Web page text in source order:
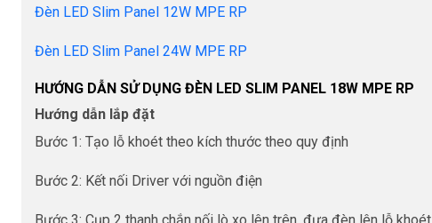
Đèn LED Slim Panel 12W MPE RP
Đèn LED Slim Panel 24W MPE RP
HƯỚNG DẪN SỬ DỤNG ĐÈN LED SLIM PANEL 18W MPE RP
Hướng dẫn lắp đặt
Bước 1: Tạo lỗ khoét theo kích thước theo quy định
Bước 2: Kết nối Driver với nguồn điện